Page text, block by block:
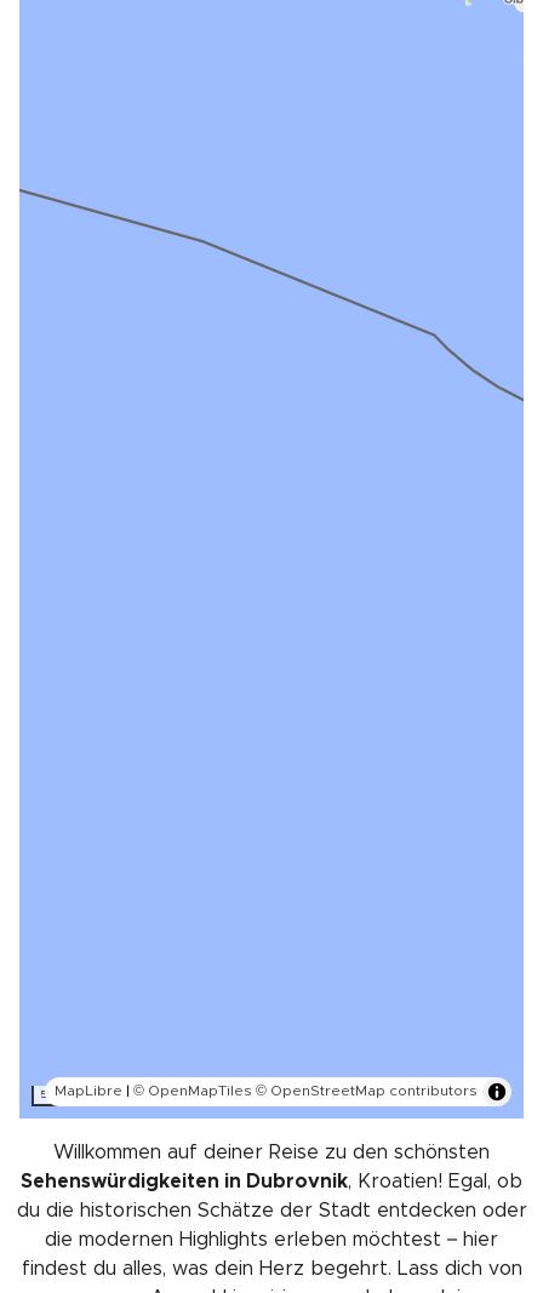
5 kmMapLibre | © OpenMapTiles © OpenStreetMap contributors
Willkommen auf deiner Reise zu den schönsten
Sehenswürdigkeiten in Dubrovnik, Kroatien! Egal, ob
du die historischen Schätze der Stadt entdecken oder
die modernen Highlights erleben möchtest – hier
findest du alles, was dein Herz begehrt. Lass dich von